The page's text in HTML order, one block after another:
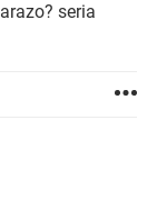
seria